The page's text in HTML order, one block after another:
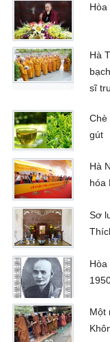
Hà
sĩ
Chè
gút
Hà
hóa
Sơ
Một